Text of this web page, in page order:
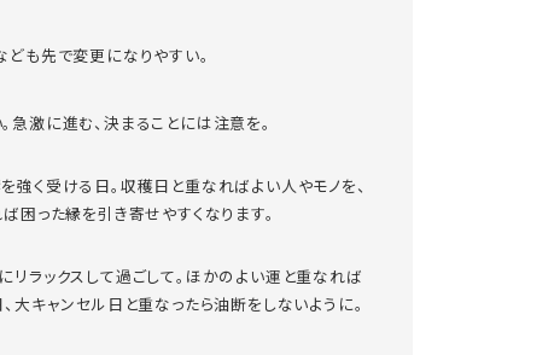
ども先で変更になりやすい。
激に進む、決まることには注意を。
強く受ける日。収穫日と重なればよい人やモノを、
困った縁を引き寄せやすくなります。
ラックスして過ごして。ほかのよい運と重なれば
大キャンセル日と重なったら油断をしないように。